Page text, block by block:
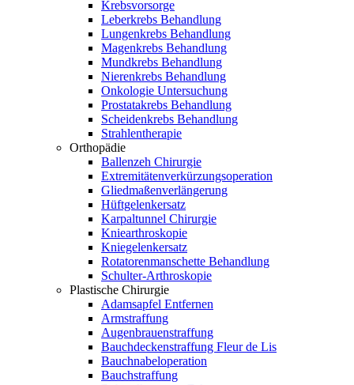
Krebsvorsorge
Leberkrebs Behandlung
Lungenkrebs Behandlung
Magenkrebs Behandlung
Mundkrebs Behandlung
Nierenkrebs Behandlung
Onkologie Untersuchung
Prostatakrebs Behandlung
Scheidenkrebs Behandlung
Strahlentherapie
Orthopädie
Ballenzeh Chirurgie
Extremitätenverkürzungsoperation
Gliedmaßenverlängerung
Hüftgelenkersatz
Karpaltunnel Chirurgie
Kniearthroskopie
Kniegelenkersatz
Rotatorenmanschette Behandlung
Schulter-Arthroskopie
Plastische Chirurgie
Adamsapfel Entfernen
Armstraffung
Augenbrauenstraffung
Bauchdeckenstraffung Fleur de Lis
Bauchnabeloperation
Bauchstraffung